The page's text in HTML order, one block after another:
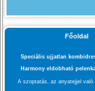
Főoldal
Speciális ujjatlan
Harmony eldobható
A szoptatás, az anyatejjel